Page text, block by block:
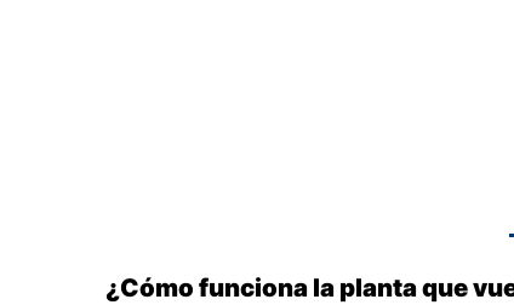
¿Cómo funciona la planta que